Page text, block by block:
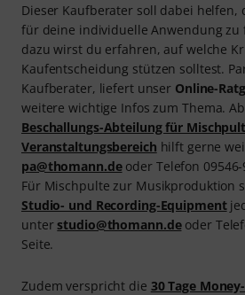
Dieser Kaufberater soll dabei helfen,
für deine individuelle Anwendung zu
dazu wirst du erfahren, auf welche
Kaufentscheidung stützen solltest.
Kaufberater, liefert unser Online-
weitere wichtige Infos zum Thema.
Beschallungs-Abteilung für
Veranstaltungsbereich hilft gerne
pa@thomann.deoder Telefon
Für Mischpulte zur Musikproduktion
Studio- und Recording-Equipment
unterstudio@thomann.deoder
Seite.
Zudem verspricht die 30 Tage